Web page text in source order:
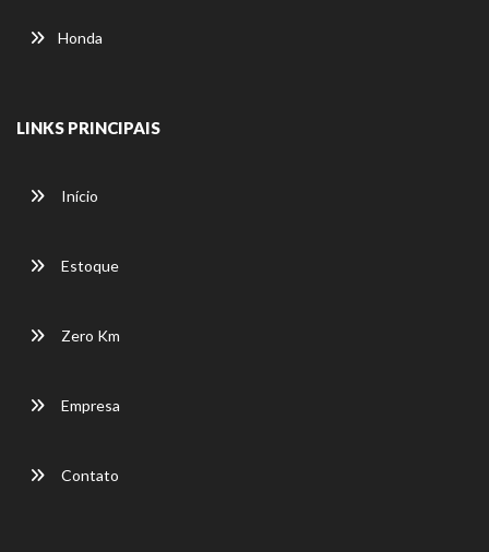
Honda
LINKS PRINCIPAIS
Início
Estoque
Zero Km
Empresa
Contato